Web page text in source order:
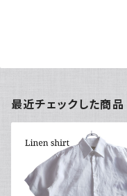
最近チェックした商品